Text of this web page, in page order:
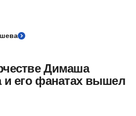
Димаша
и его фанатах вышел